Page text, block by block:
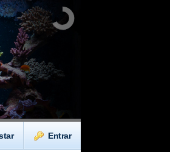
Entrar